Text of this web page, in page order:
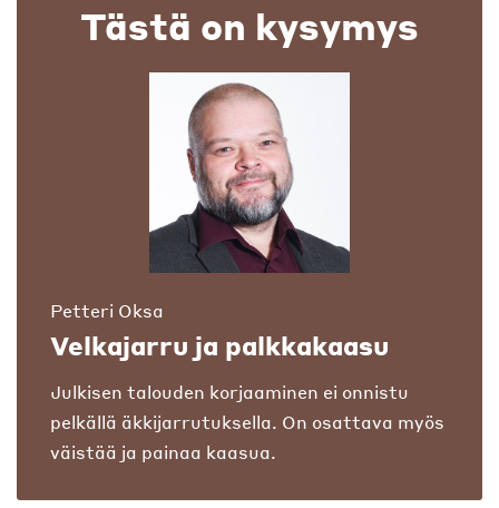
Tästä on kysymys
Petteri Oksa
Velkajarru ja palkkakaasu
Julkisen talouden korjaaminen ei onnistu
pelkällä äkkijarrutuksella. On osattava myös
väistää ja painaa kaasua.